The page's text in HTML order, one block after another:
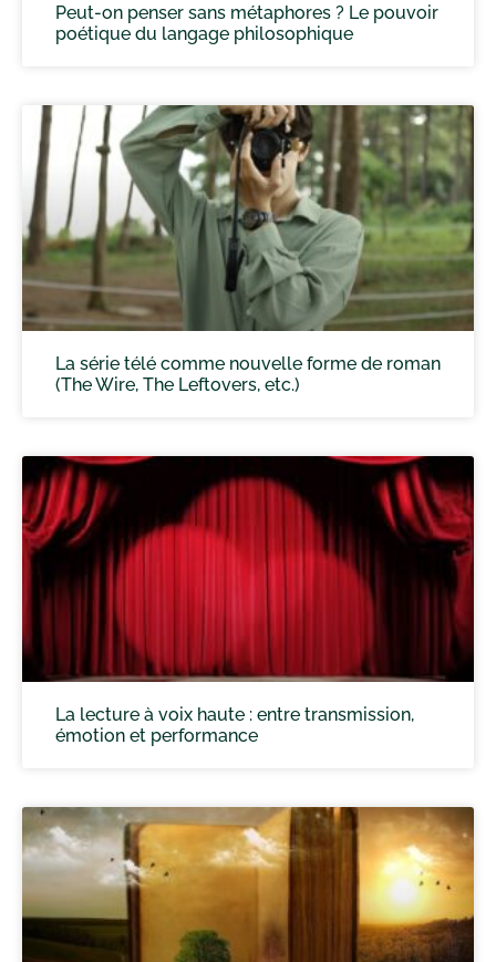
Peut-on penser sans métaphores ? Le pouvoir
poétique du langage philosophique
La série télé comme nouvelle forme de roman
(The Wire, The Leftovers, etc.)
La lecture à voix haute : entre transmission,
émotion et performance